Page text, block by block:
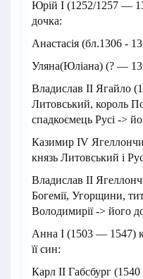
Юрій І (1252/1257 —
дочка:
Анастасія (бл.1306 -
Уляна(Юліана) (? —
Владислав ІІ Ягайло
Литовський, король
спадкоємець Русі ->
Казимир IV
князь Литовський і
Владислав ІІ
Богемії, Угорщини,
Володимирії -> його
Анна І (1503 — 1547)
її син:
Карл ІІ Габсбург